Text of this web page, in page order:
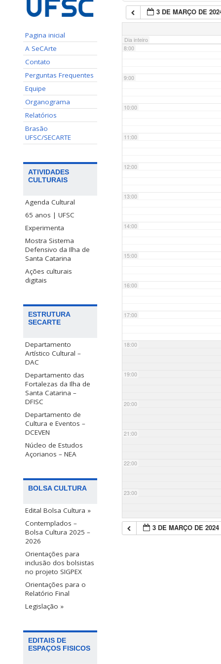
Pagina inicial
A SeCArte
Contato
Perguntas Frequentes
Equipe
Organograma
Relatórios
Brasão
UFSC/SECARTE
ATIVIDADES
CULTURAIS
Agenda Cultural
65 anos | UFSC
Experimenta
Mostra Sistema
Defensivo da Ilha de
Santa Catarina
Ações culturais
digitais
ESTRUTURA
SECARTE
Departamento
Artístico Cultural –
DAC
Departamento das
Fortalezas da Ilha de
Santa Catarina –
DFISC
Departamento de
Cultura e Eventos –
DCEVEN
Núcleo de Estudos
Açorianos – NEA
BOLSA CULTURA
Edital Bolsa Cultura »
Contemplados –
Bolsa Cultura 2025 –
2026
Orientações para
inclusão dos bolsistas
no projeto SIGPEX
Orientações para o
Relatório Final
Legislação »
EDITAIS DE
ESPAÇOS FISICOS
3 DE MARÇO DE
Dia inteiro
7:00
8:00
9:00
10:00
11:00
12:00
13:00
14:00
15:00
16:00
17:00
18:00
19:00
20:00
21:00
22:00
23:00
3 DE MARÇO DE 2024